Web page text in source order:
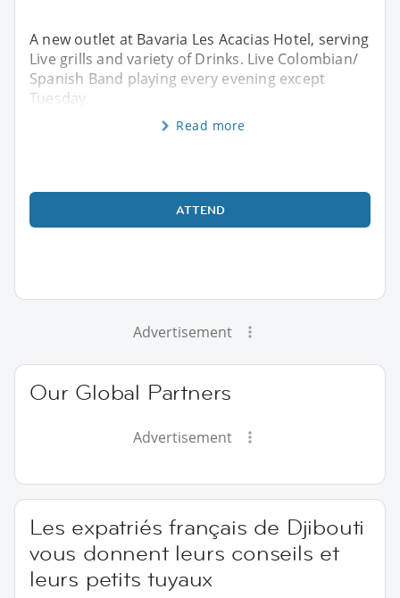
A new outlet at Bavaria Les Acacias Hotel, serving
Live grills and variety of Drinks. Live Colombian/
Spanish Band playing every evening except
Tuesday.
Read more
ATTEND
Advertisement
Our Global Partners
Advertisement
Les expatriés français de Djibouti
vous donnent leurs conseils et
leurs petits tuyaux